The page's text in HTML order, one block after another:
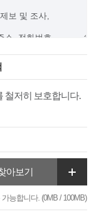
철저히 보호합니다.
아보기
능합니다. (0MB / 100MB)